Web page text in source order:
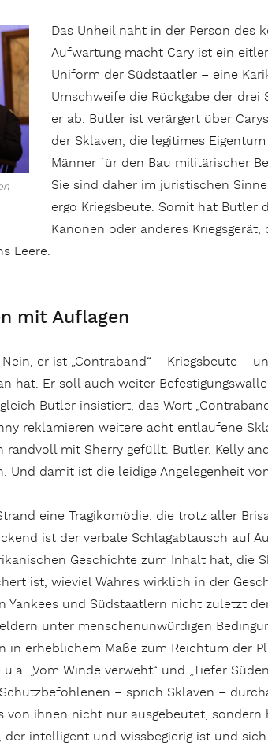
Das Unheil naht in der Person des
Aufwartung macht Cary ist ein
Uniform der Südstaatler – eine
Umschweife die Rückgabe der
er ab. Butler ist verärgert über
der Sklaven, die legitimes
Männer für den Bau militärischer
Sie sind daher im juristischen
ergo Kriegsbeute. Somit hat Butler
Kanonen oder anderes
Leere.
mit Auflagen
er ist „Contraband“ – Kriegsbeute –
hat. Er soll auch weiter
Butler insistiert, das Wort
reklamieren weitere acht entlaufene
randvoll mit Sherry gefüllt. Butler, Kelly
Und damit ist die leidige Angelegenheit
eine Tragikomödie, die trotz aller
ist der verbale Schlagabtausch auf
Geschichte zum Inhalt hat, die
ist, wieviel Wahres wirklich in der
Yankees und Südstaatlern nicht zuletzt
unter menschenunwürdigen
in erheblichem Maße zum Reichtum der
„Vom Winde verweht“ und „Tiefer
– sprich Sklaven –
von ihnen nicht nur ausgebeutet,
der intelligent und wissbegierig ist und